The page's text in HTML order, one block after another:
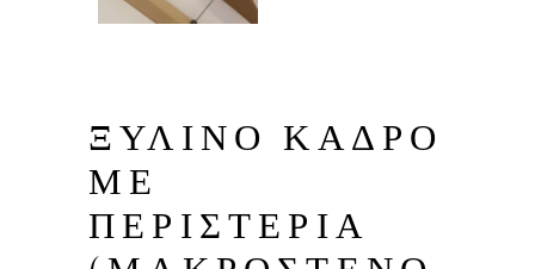
ΞΥΛΙΝΟ ΚΑΔΡΟ
ΜΕ
ΠΕΡΙΣΤΕΡΙΑ